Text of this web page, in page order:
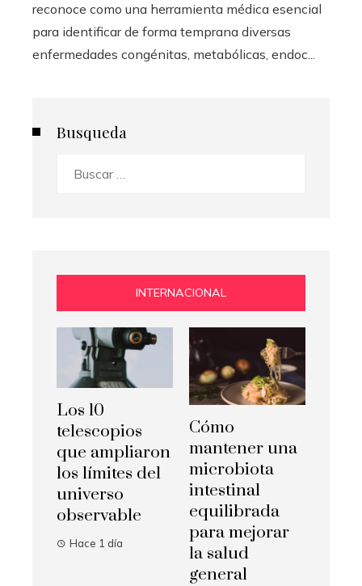
reconoce como una herramienta médica esencial
para identificar de forma temprana diversas
enfermedades congénitas, metabólicas, endoc...
Busqueda
INTERNACIONAL
Los 10
telescopios
que ampliaron
los límites del
universo
observable
Hace 1 día
Cómo
mantener una
microbiota
intestinal
equilibrada
para mejorar
la salud
general